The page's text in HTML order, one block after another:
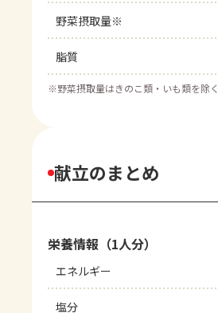
野菜摂取量※
脂質
※野菜摂取量はきのこ類・いも類を除く
献立のまとめ
栄養情報（1人分）
エネルギー
塩分